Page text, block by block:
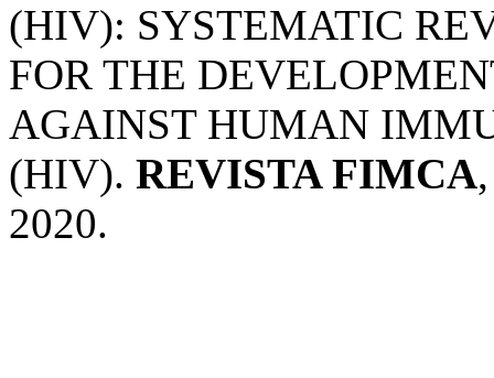
(HIV): SYSTEMATIC
FOR THE
AGAINST HUMAN
(HIV). REVISTA FIMCA
2020.